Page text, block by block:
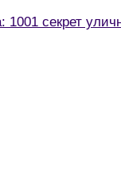
секрет